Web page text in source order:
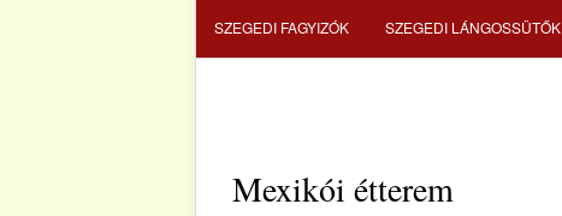
SZEGEDI FAGYIZÓK SZEGEDI LÁNGOSSÜTŐK
Mexikói étterem